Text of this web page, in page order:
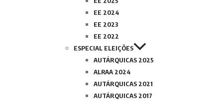
EE 2024
EE 2023
EE 2022
ESPECIAL ELEIÇÕES
AUTÁRQUICAS 2025
ALRAA 2024
AUTÁRQUICAS 2021
AUTÁRQUICAS 2017